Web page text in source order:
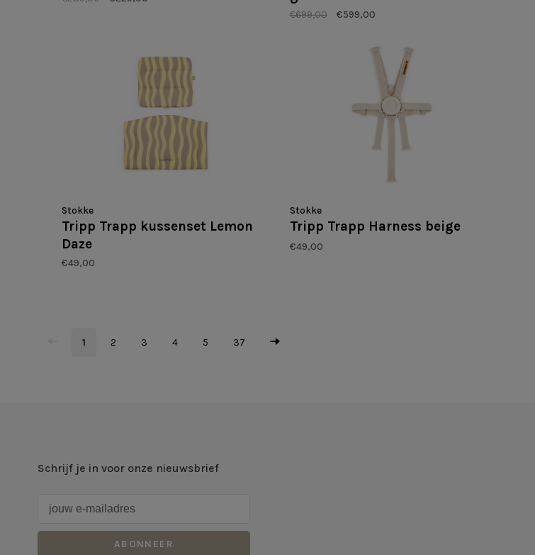
€699,00 €599,00
Stokke
Tripp Trapp kussenset Lemon
Daze
€49,00
Stokke
Tripp Trapp Harness beige
€49,00
1 2 3 4 5 37
Schrijf je in voor onze nieuwsbrief
ABONNEER